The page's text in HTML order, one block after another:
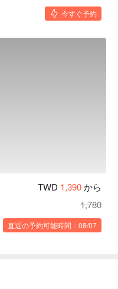
今すぐ予約
TWD 1,390から
1,780
直近の予約可能時間：08/07